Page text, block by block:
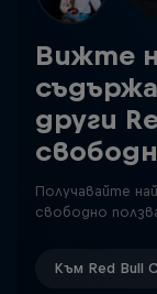
Вижте
други
Получавайте
свободно
Към Red Bull